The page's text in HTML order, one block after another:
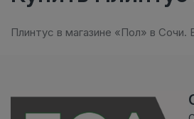
Плинтус в магазине «Пол» в